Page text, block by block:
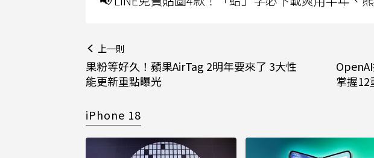
上一則
果粉等好久！蘋果AirTag 2明年要來了 3大性
能更新重點曝光
掌握12
iPhone 18